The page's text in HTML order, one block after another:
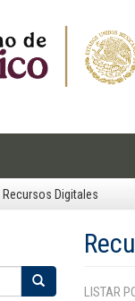
Recursos Digitales
LISTAR